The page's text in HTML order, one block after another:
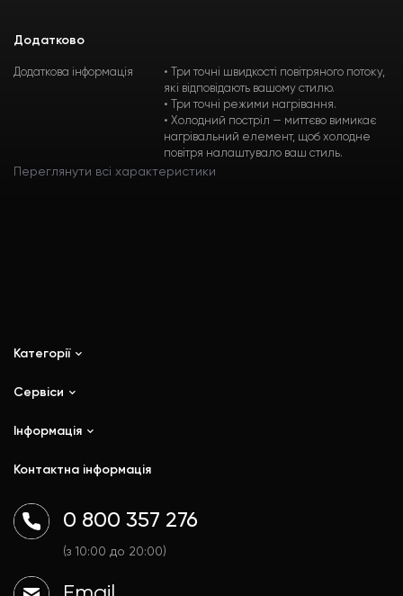
Додатково
Додаткова інформація
• Три точні швидкості повітряного потоку,
які відповідають вашому стилю.
• Три точні режими нагрівання.
• Холодний постріл — миттєво вимикає
нагрівальний елемент, щоб холодне
повітря налаштувало ваш стиль.
Переглянути всі характеристики
Категорії
iPhone
iPad
Watch
Гаджети
Аксесуари
Сервіси
Ремонт
Trade In
Інформація
Доставка і оплата
Договір публічної оферти
Політика конфіденційності
Контактна інформація
0 800 357 276
(з 10:00 до 20:00)